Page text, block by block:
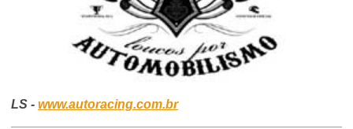
LS -www.autoracing.com.br